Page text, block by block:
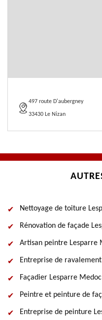
497 route D'aubergney
33430 Le Nizan
Nettoyage de toiture
Rénovation de façade
Artisan peintre Lesparre
Entreprise de
Façadier Lesparre Medoc
Peintre et peinture de
Entreprise de peinture